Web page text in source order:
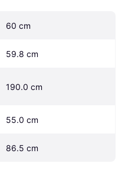
60 cm
59.8 cm
190.0 cm
55.0 cm
86.5 cm